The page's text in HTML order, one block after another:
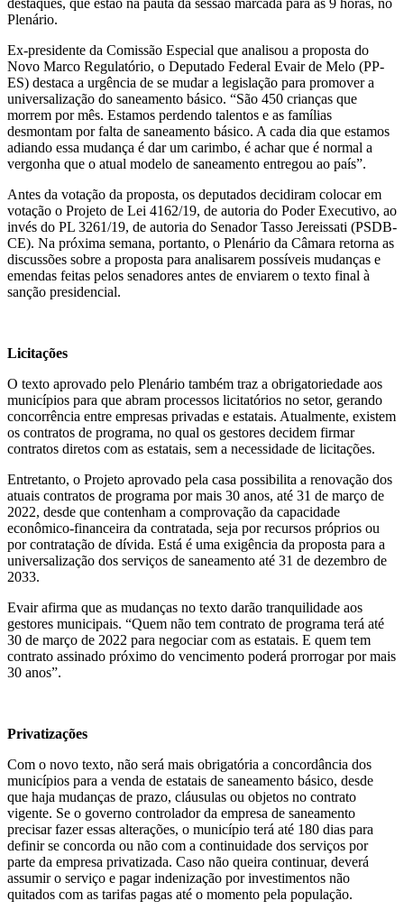
Plenário.
Ex-presidente da Comissão Especial que analisou a proposta do
Novo Marco Regulatório, o Deputado Federal Evair de Melo (PP-
ES) destaca a urgência de se mudar a legislação para promover a
universalização do saneamento básico. “São 450 crianças que
morrem por mês. Estamos perdendo talentos e as famílias
desmontam por falta de saneamento básico. A cada dia que estamos
adiando essa mudança é dar um carimbo, é achar que é normal a
vergonha que o atual modelo de saneamento entregou ao país”.
Antes da votação da proposta, os deputados decidiram colocar em
votação o Projeto de Lei 4162/19, de autoria do Poder Executivo, ao
invés do PL 3261/19, de autoria do Senador Tasso Jereissati (PSDB-
CE). Na próxima semana, portanto, o Plenário da Câmara retorna as
discussões sobre a proposta para analisarem possíveis mudanças e
emendas feitas pelos senadores antes de enviarem o texto final à
sanção presidencial.
Licitações
O texto aprovado pelo Plenário também traz a obrigatoriedade aos
municípios para que abram processos licitatórios no setor, gerando
concorrência entre empresas privadas e estatais. Atualmente, existem
os contratos de programa, no qual os gestores decidem firmar
contratos diretos com as estatais, sem a necessidade de licitações.
Entretanto, o Projeto aprovado pela casa possibilita a renovação dos
atuais contratos de programa por mais 30 anos, até 31 de março de
2022, desde que contenham a comprovação da capacidade
econômico-financeira da contratada, seja por recursos próprios ou
por contratação de dívida. Está é uma exigência da proposta para a
universalização dos serviços de saneamento até 31 de dezembro de
2033.
Evair afirma que as mudanças no texto darão tranquilidade aos
gestores municipais. “Quem não tem contrato de programa terá até
30 de março de 2022 para negociar com as estatais. E quem tem
contrato assinado próximo do vencimento poderá prorrogar por mais
30 anos”.
Privatizações
Com o novo texto, não será mais obrigatória a concordância dos
municípios para a venda de estatais de saneamento básico, desde
que haja mudanças de prazo, cláusulas ou objetos no contrato
vigente. Se o governo controlador da empresa de saneamento
precisar fazer essas alterações, o município terá até 180 dias para
definir se concorda ou não com a continuidade dos serviços por
parte da empresa privatizada. Caso não queira continuar, deverá
assumir o serviço e pagar indenização por investimentos não
quitados com as tarifas pagas até o momento pela população.